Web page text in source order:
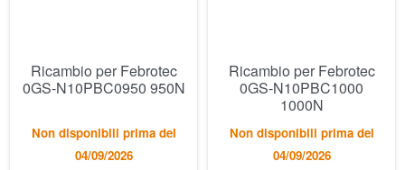
Ricambio per Febrotec
0GS-N10PBC0950 950N
Non disponibili prima del
04/09/2026
Ricambio per Febrotec
0GS-N10PBC1000
1000N
Non disponibili prima del
04/09/2026